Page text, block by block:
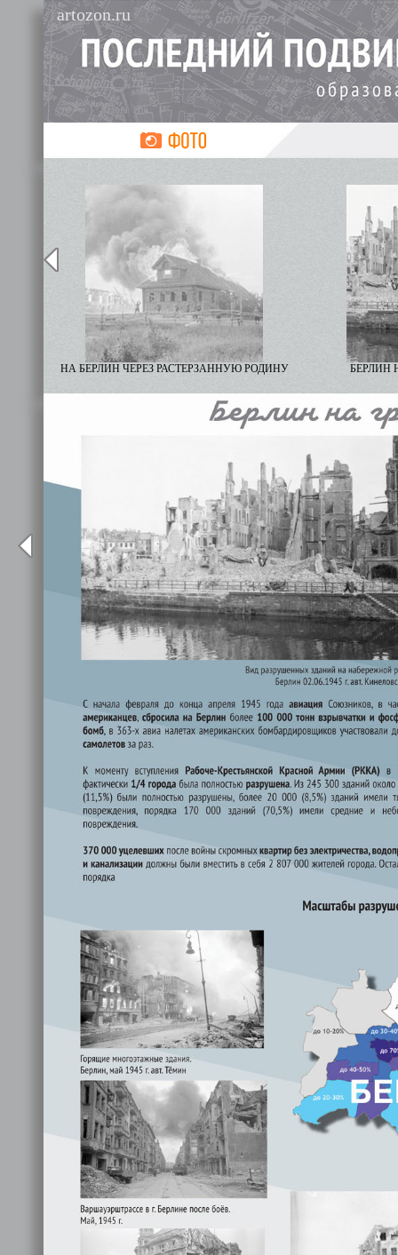
artozon.ru
НА БЕРЛИН ЧЕРЕЗ РАСТЕРЗАННУЮ РОДИНУ БЕРЛИН